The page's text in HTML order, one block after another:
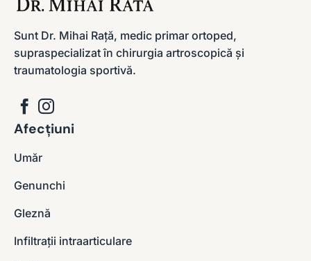
Sunt Dr. Mihai Rață, medic primar ortoped,
supraspecializat în chirurgia artroscopică și
traumatologia sportivă.
Afecțiuni
Umăr
Genunchi
Gleznă
Infiltrații intraarticulare